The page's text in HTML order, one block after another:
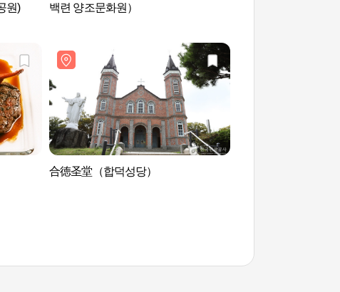
원)
백련 양조문화원）
合徳圣堂（합덕성당）